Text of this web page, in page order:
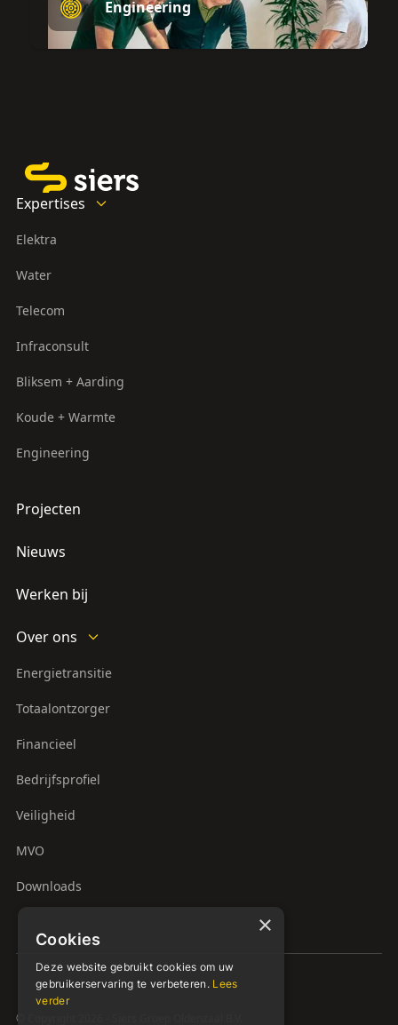
Engineering
Expertises
Elektra
Water
Telecom
Infraconsult
Bliksem + Aarding
Koude + Warmte
Engineering
Projecten
Nieuws
Werken bij
Over ons
Energietransitie
Totaalontzorger
Financieel
Bedrijfsprofiel
Veiligheid
MVO
Downloads
© Copyright 2026 - Siers Groep Oldenzaal B.V.
×
Cookies
Deze website gebruikt cookies om uw
gebruikerservaring te verbeteren. Lees
verder